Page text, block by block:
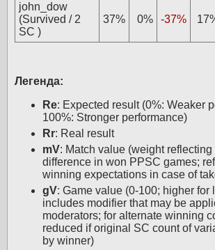
john_dow
(Survived / 2
SC )
37% 0% -37%
Легенда:
Re: Expected result (0%: Weaker
100%: Stronger performance)
Rr: Real result
mV: Match value (weight
difference in won PPSC games;
winning expectations in case of
gV: Game value (0-100; higher for
includes modifier that may be
moderators; for alternate winning
reduced if original SC count of
by winner)